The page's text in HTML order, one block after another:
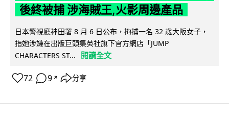
後終被捕 涉海賊王,火影周邊產品
日本警視廳神田署 8 月 6 日公布，拘捕一名 32 歲大阪女子，
指她涉嫌在出版巨頭集英社旗下官方網店「JUMP
CHARACTERS ST...
閱讀全文
72 9 ↗ 分享